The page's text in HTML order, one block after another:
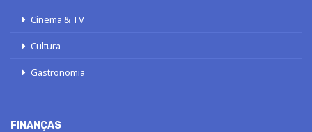
Cinema & TV
Cultura
Gastronomia
FINANÇAS